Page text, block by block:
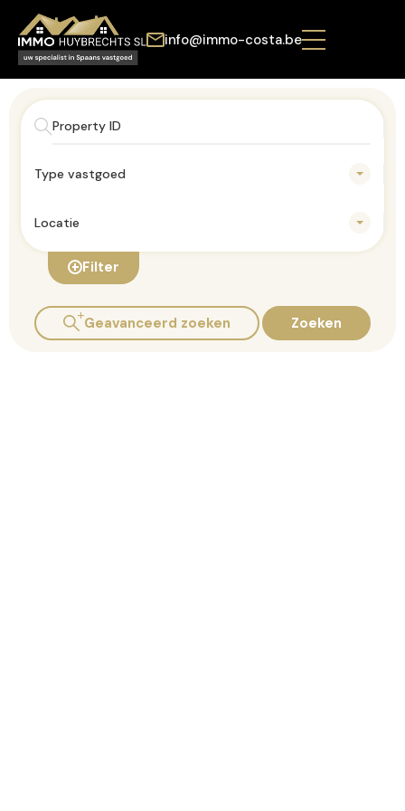
info@immo-costa.be
Type vastgoed
Locatie
Filter
Geavanceerd zoeken Zoeken